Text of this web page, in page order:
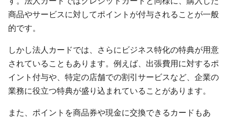
商品やサービスに対してポイントが付与されることが一般
的です。
しかし法人カードでは、さらにビジネス特化の特典が用意
されていることもあります。例えば、出張費用に対するポ
イント付与や、特定の店舗での割引サービスなど、企業の
業務に役立つ特典が盛り込まれていることがあります。
また、ポイントを商品券や現金に交換できるカードもあ